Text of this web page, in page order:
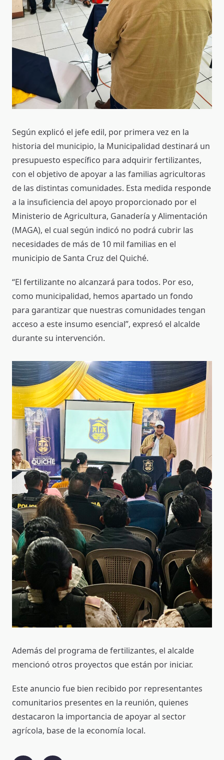
Según explicó el jefe edil, por primera vez en la
historia del municipio, la Municipalidad destinará un
presupuesto específico para adquirir fertilizantes,
con el objetivo de apoyar a las familias agricultoras
de las distintas comunidades. Esta medida responde
a la insuficiencia del apoyo proporcionado por el
Ministerio de Agricultura, Ganadería y Alimentación
(MAGA), el cual según indicó no podrá cubrir las
necesidades de más de 10 mil familias en el
municipio de Santa Cruz del Quiché.
“El fertilizante no alcanzará para todos. Por eso,
como municipalidad, hemos apartado un fondo
para garantizar que nuestras comunidades tengan
acceso a este insumo esencial”, expresó el alcalde
durante su intervención.
Además del programa de fertilizantes, el alcalde
mencionó otros proyectos que están por iniciar.
Este anuncio fue bien recibido por representantes
comunitarios presentes en la reunión, quienes
destacaron la importancia de apoyar al sector
agrícola, base de la economía local.